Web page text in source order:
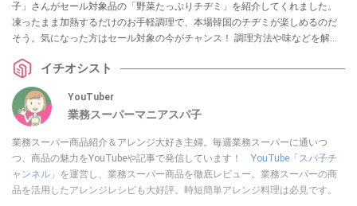
子」さんがセール対象品の「野菜たっぷりチヂミ」を紹介してくれました。
凍ったまま加熱するだけのお手軽調理で、本場韓国のチヂミが楽しめるのだ
そう。気になった方はセール対象の今がチャンス！ 調理方法や味などを解説
イチオシスト
YouTuber
業務スーパーマニアスパ子
業務スーパー商品紹介＆アレンジ大好き主婦。毎週業務スーパーに通いつ
つ、商品の魅力をYouTubeや記事で発信しています！ YouTube「スパ子チ
ャンネル」 を運営し、業務スーパー商品を徹底レビュー。業務スーパーの商
品を活用したアレンジレシピも大好評。時短簡単アレンジ料理は必見です。